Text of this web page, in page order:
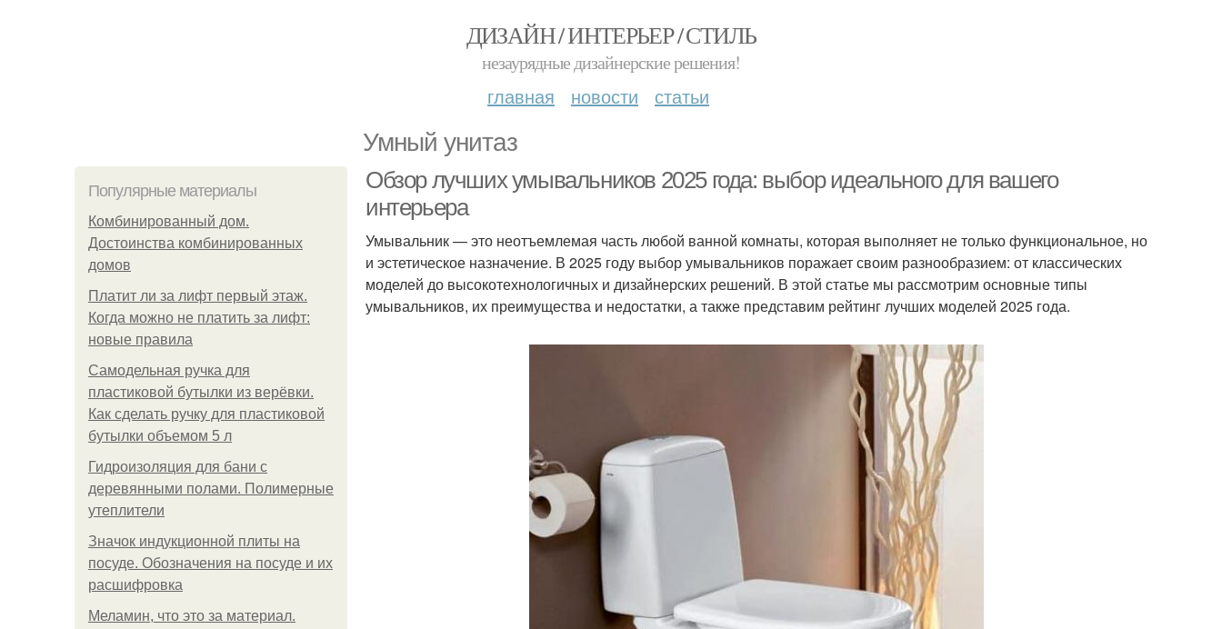
ДИЗАЙН / ИНТЕРЬЕР / СТИЛЬ
незаурядные дизайнерские решения!
главная новости статьи
Умный унитаз
Популярные материалы
Комбинированный дом.
Достоинства комбинированных
домов
Платит ли за лифт первый этаж.
Когда можно не платить за лифт:
новые правила
Самодельная ручка для
пластиковой бутылки из верёвки.
Как сделать ручку для пластиковой
бутылки объемом 5 л
Гидроизоляция для бани с
деревянными полами. Полимерные
утеплители
Значок индукционной плиты на
посуде. Обозначения на посуде и их
расшифровка
Меламин, что это за материал.
Обзор лучших умывальников 2025 года: выбор идеального для вашего
интерьера
Умывальник — это неотъемлемая часть любой ванной комнаты, которая выполняет не только функциональное, но
и эстетическое назначение. В 2025 году выбор умывальников поражает своим разнообразием: от классических
моделей до высокотехнологичных и дизайнерских решений. В этой статье мы рассмотрим основные типы
умывальников, их преимущества и недостатки, а также представим рейтинг лучших моделей 2025 года.